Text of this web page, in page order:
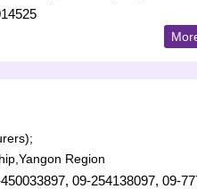
Region
09-254138097, 09-